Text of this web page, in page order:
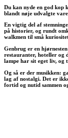
Du kan nyde en god kop
blandt nøje udvalgte
En vigtig del af
på historier, og rundt
walkmen til små
Genbrug er en
restauranter, hoteller og
lampe har sit eget liv, og
Og så er der musikken:
lag af nostalgi. Det er
fortid og nutid sammen